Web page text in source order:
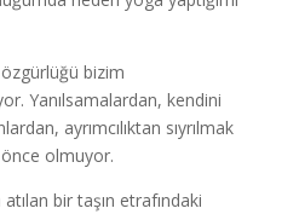
bizim
Yanılsamalardan, kendini
ayrımcılıktan sıyrılmak
olmuyor.
bir taşın etrafındaki